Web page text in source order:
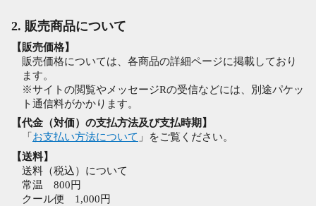
2. 販売商品について
【販売価格】
販売価格については、各商品の詳細ページに掲載しており
ます。
※サイトの閲覧やメッセージRの受信などには、別途パケッ
ト通信料がかかります。
【代金（対価）の支払方法及び支払時期】
「 お支払い方法について 」をご覧ください。
【送料】
送料（税込）について
常温 800円
クール便 1,000円